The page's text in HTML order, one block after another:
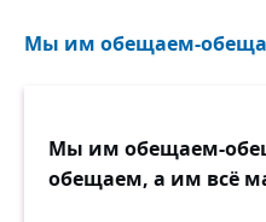
Мы им обещаем-
Мы им обещаем-
обещаем, а им всё